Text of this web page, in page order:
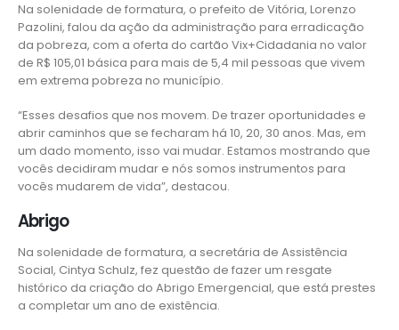
Na solenidade de formatura, o prefeito de Vitória, Lorenzo
Pazolini, falou da ação da administração para erradicação
da pobreza, com a oferta do cartão Vix+Cidadania no valor
de R$ 105,01 básica para mais de 5,4 mil pessoas que vivem
em extrema pobreza no município.
“Esses desafios que nos movem. De trazer oportunidades e
abrir caminhos que se fecharam há 10, 20, 30 anos. Mas, em
um dado momento, isso vai mudar. Estamos mostrando que
vocês decidiram mudar e nós somos instrumentos para
vocês mudarem de vida”, destacou.
Abrigo
Na solenidade de formatura, a secretária de Assistência
Social, Cintya Schulz, fez questão de fazer um resgate
histórico da criação do Abrigo Emergencial, que está prestes
a completar um ano de existência.